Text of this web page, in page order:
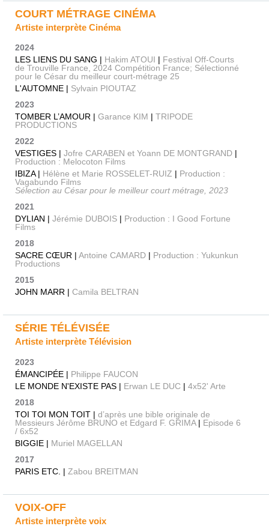
COURT MÉTRAGE CINÉMA
Artiste interprète Cinéma
2024
LES LIENS DU SANG | Hakim ATOUI | Festival Off-Courts
de Trouville France, 2024 Compétition France; Sélectionné
pour le César du meilleur court-métrage 25
L'AUTOMNE | Sylvain PIOUTAZ
2023
TOMBER L’AMOUR | Garance KIM | TRIPODE
PRODUCTIONS
2022
VESTIGES | Jofre CARABEN et Yoann DE MONTGRAND |
Production : Melocoton Films
IBIZA | Hélène et Marie ROSSELET-RUIZ | Production :
Vagabundo Films
Sélection au César pour le meilleur court métrage, 2023
2021
DYLIAN | Jérémie DUBOIS | Production : I Good Fortune
Films
2018
SACRE CŒUR | Antoine CAMARD | Production : Yukunkun
Productions
2015
JOHN MARR | Camila BELTRAN
SÉRIE TÉLÉVISÉE
Artiste interprète Télévision
2023
ÉMANCIPÉE | Philippe FAUCON
LE MONDE N'EXISTE PAS | Erwan LE DUC | 4x52' Arte
2018
TOI TOI MON TOIT | d’après une bible originale de
Messieurs Jérôme BRUNO et Edgard F. GRIMA| Episode 6
/ 6x52
BIGGIE | Muriel MAGELLAN
2017
PARIS ETC. | Zabou BREITMAN
VOIX-OFF
Artiste interprète voix